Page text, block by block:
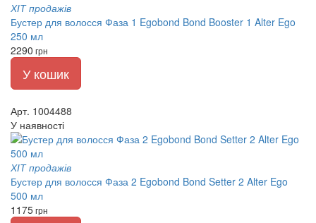
ХІТ продажів
Бустер для волосся Фаза 1 Egobond Bond Booster 1 Alter Ego
250 мл
2290 грн
У кошик
Арт. 1004488
У наявності
ХІТ продажів
Бустер для волосся Фаза 2 Egobond Bond Setter 2 Alter Ego
500 мл
1175грн